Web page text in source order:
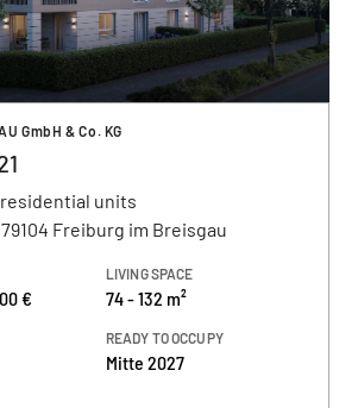
GmbH & Co. KG
residential units
Freiburg im Breisgau
€
LIVING SPACE
74 - 132 m²
READY TO OCCUPY
Mitte 2027